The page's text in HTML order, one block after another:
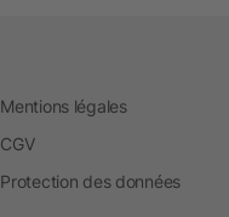
Mentions légales
CGV
Protection des données